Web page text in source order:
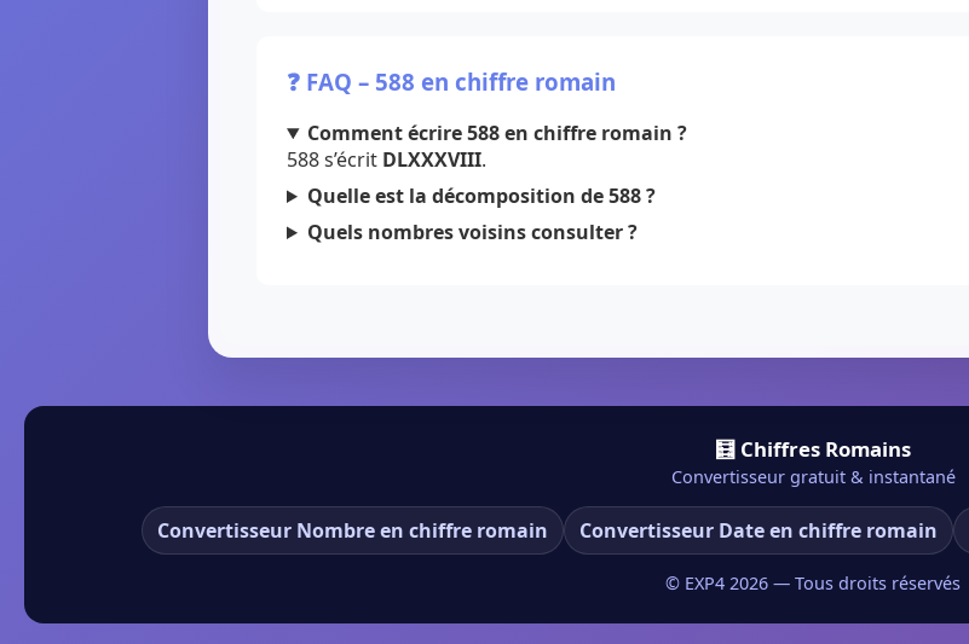
❓ FAQ – 588 en chiffre romain
Comment écrire 588 en chiffre romain ?
588 s’écrit DLXXXVIII.
Quelle est la décomposition de 588 ?
Quels nombres voisins consulter ?
🧮 Chiffres Romains
Convertisseur gratuit & instantané
Convertisseur Nombre en chiffre romain Convertisseur Date en chiffre romain
© EXP4 2026 — Tous droits réservés